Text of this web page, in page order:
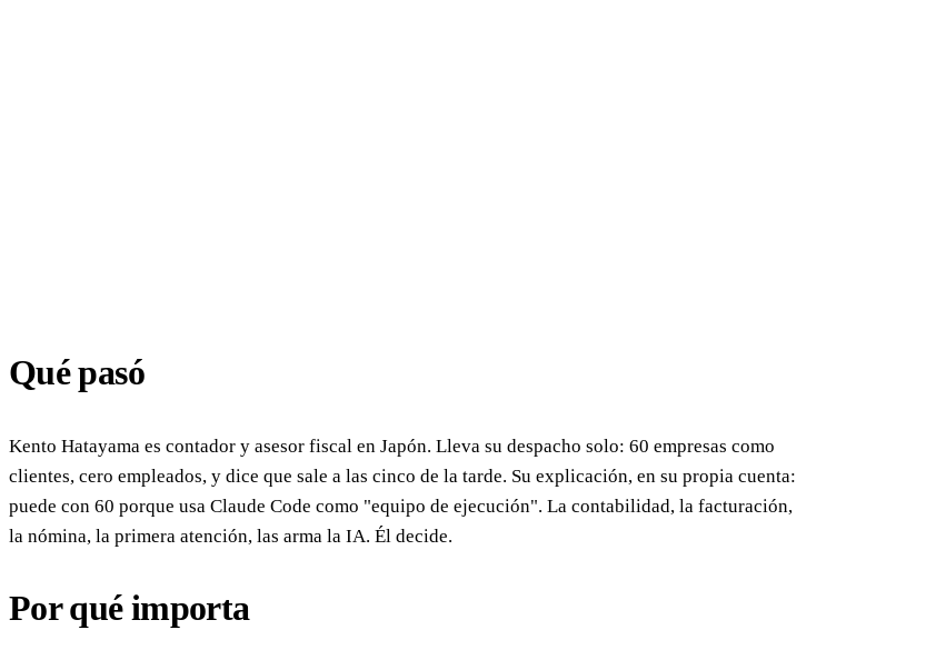
Qué pasó
Kento Hatayama es contador y asesor fiscal en Japón. Lleva su despacho solo: 60 empresas como
clientes, cero empleados, y dice que sale a las cinco de la tarde. Su explicación, en su propia cuenta:
puede con 60 porque usa Claude Code como "equipo de ejecución". La contabilidad, la facturación,
la nómina, la primera atención, las arma la IA. Él decide.
Por qué importa